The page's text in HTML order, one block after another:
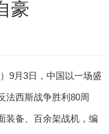
豪
9月3日，中国以一场盛
法西斯战争胜利80周
装备、百余架战机，编